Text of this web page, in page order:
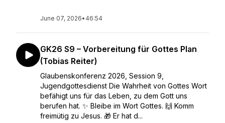
June 07, 2026• 46:54
GK26 S9 – Vorbereitung für Gottes Plan
(Tobias Reiter)
Glaubenskonferenz 2026, Session 9,
Jugendgottesdienst Die Wahrheit von Gottes Wort
befähigt uns für das Leben, zu dem Gott uns
berufen hat. ✨ Bleibe im Wort Gottes. 🙌 Komm
freimütig zu Jesus. 🎁 Er hat d...